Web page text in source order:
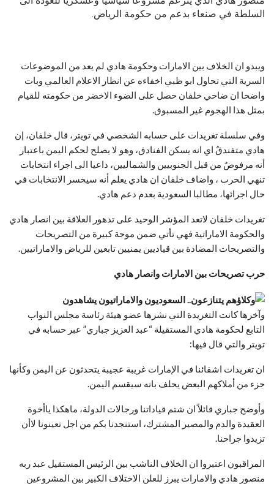
السلطة في صنعاء بدعم من حكومة الرياض.
ويبدو ان الخلاف بين الامارات وحكومة هادي لم يعد من الموضوعات
السرية التي تحاول ابو ظبي اخفاءه عن انظار الاعلام العالمي وبات
واضحا ان ضاحي خلفان حصل على الضوء الاخضر من حكومته للقيام
بمثل هذا الهجوم غير المسبوق.
وفي سلسلة تغريدات على حسابه الشخصي في تويتر، قال خلفان، إن
هادي متفندقٌ اي انه يسكن الفنادق، وهو لا يصلح لحكم اليمن باعتبار
أنه مرفوضٌ من قبل الجنوبيين والشماليين، داعيا الى اجراء انتخابات
تنهي الحرب ، واضاف خلفان ان هادي يعلم أنه سيخسر الانتخابات في
حال اجرائها، مطالبا السعودية بعدم دعم هادي.
تغريدات خلفان لاتعد المؤشر الوحيد على تدهور العلاقة بين انصار هادي
والحكومة الاماراتية فهي تأتي ضمن موجة كبيرة من التصريحات
والتصريحات المضادة بين قياديين يمنيين تابعين للرياض والاماراتيين.
حرب تصريحات بين الامارات وانصار هادي
وآخرها كانت التغريدة التي نشرها عضو هيئة رئاسة مجلس النواب
التابع لحكومة هادي المستقيلة “عبد العزيز جباري” عبر حسابه في
تويتر والتي قال فيها:
ان تغريدات اشقائنا في الإمارات غريبة عجيبة يتحدثون عن اليمن وكأنها
جزء من أملاكهم البعض يحلف بانه سيقسم اليمن.
وأوضح جباري قائلاً ان شتم قياداتنا ورجالات الدولة، ماهكذا ياأخوة
العقيدة والدم والمصير المشترك، استنجدنا بكم من اجل تعينونا لاأن
تزيدوا جراحنا.
المراقبون اعتبروا ان الخلاف الناشب بين الرئيس المستقيل عبد ربه
منصور هادي والامارات يبرز للعلن الاختلاف الكبير بين المشروعين